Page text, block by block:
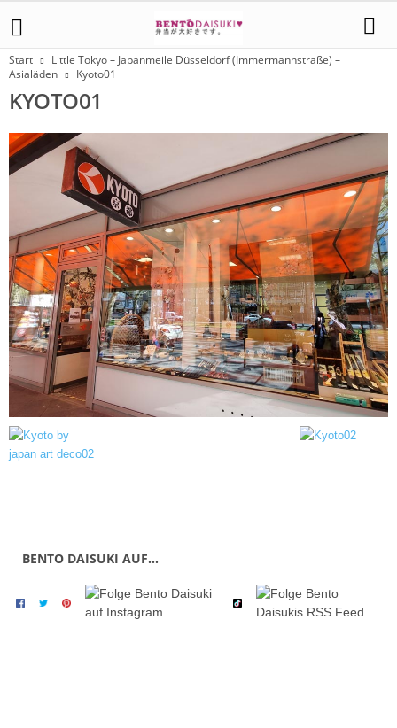
Start
Little Tokyo – Japanmeile Düsseldorf (Immermannstraße) –
Asialäden
Kyoto01
KYOTO01
BENTO DAISUKI AUF…